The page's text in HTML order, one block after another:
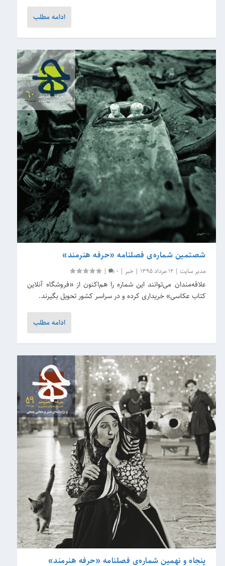
ادامه مطلب
شصتمین شماره‌ی فصلنامه «حرفه هنرمند»
مدیر سایت |12 مرداد 1395 | خبر |
0
|
علاقه‌مندان می‌توانند این شماره را هم‌اکنون از «فروشگاه آنلاین
کتاب عکاسی» خریداری کرده و در سراسر کشور تحویل بگیرند.
ادامه مطلب
پنجاه و نهمین شماره‌ی فصلنامه «حرفه هنرمند»